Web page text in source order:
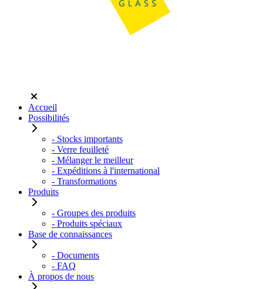
Accueil
Possibilités
- Stocks importants
- Verre feuilleté
- Mélanger le meilleur
- Expéditions à l'international
- Transformations
Produits
- Groupes des produits
- Produits spéciaux
Base de connaissances
- Documents
- FAQ
À propos de nous